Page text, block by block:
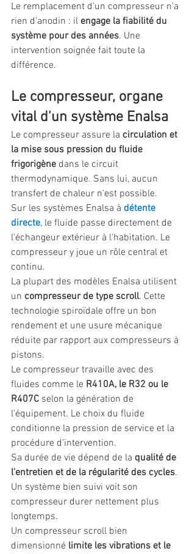
Le remplacement d'un compresseur n'a
rien d'anodin : il engage la fiabilité du
système pour des années. Une
intervention soignée fait toute la
différence.
Le compresseur, organe
vital d'un système Enalsa
Le compresseur assure la circulation et
la mise sous pression du fluide
frigorigène dans le circuit
thermodynamique. Sans lui, aucun
transfert de chaleur n'est possible.
Sur les systèmes Enalsa à détente
directe, le fluide passe directement de
l'échangeur extérieur à l'habitation. Le
compresseur y joue un rôle central et
continu.
La plupart des modèles Enalsa utilisent
un compresseur de type scroll. Cette
technologie spiroïdale offre un bon
rendement et une usure mécanique
réduite par rapport aux compresseurs à
pistons.
Le compresseur travaille avec des
fluides comme le R410A, le R32 ou le
R407C selon la génération de
l'équipement. Le choix du fluide
conditionne la pression de service et la
procédure d'intervention.
Sa durée de vie dépend de la qualité de
l'entretien et de la régularité des cycles.
Un système bien suivi voit son
compresseur durer nettement plus
longtemps.
Un compresseur scroll bien
dimensionné limite les vibrations et le